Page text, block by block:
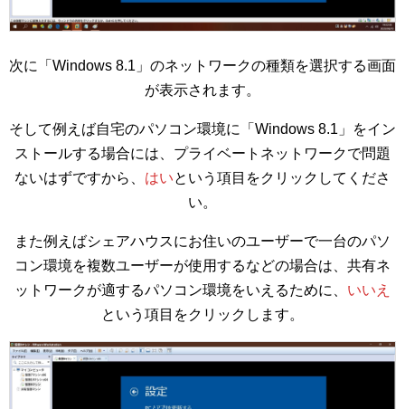
次に「Windows 8.1」のネットワークの種類を選択する画面
が表示されます。
そして例えば自宅のパソコン環境に「Windows 8.1」をイン
ストールする場合には、プライベートネットワークで問題
ないはずですから、 はいという項目をクリックしてくださ
い。
また例えばシェアハウスにお住いのユーザーで一台のパソ
コン環境を複数ユーザーが使用するなどの場合は、共有ネ
ットワークが適するパソコン環境をいえるために、 いいえ
という項目をクリックします。